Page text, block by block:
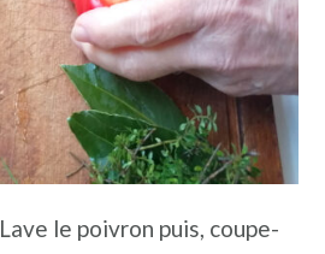
Lave le poivron puis, coupe-